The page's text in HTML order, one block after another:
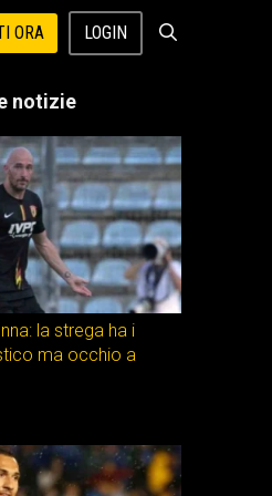
ORA LOGIN
notizie
la strega ha i
ma occhio a